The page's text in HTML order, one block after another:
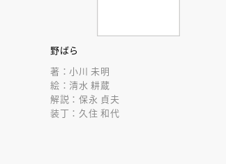
野ばら
著：小川 未明
絵：清水 耕蔵
解説：保永 貞夫
装丁：久住 和代